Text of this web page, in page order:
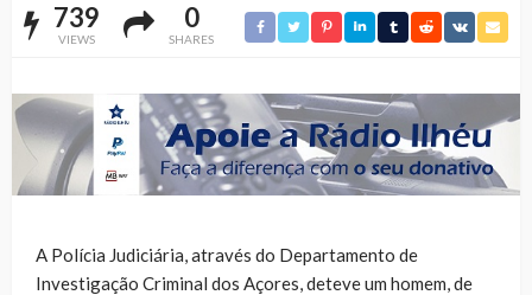
739
VIEWS
0
SHARES
A Polícia Judiciária, através do Departamento de
Investigação Criminal dos Açores, deteve um homem, de